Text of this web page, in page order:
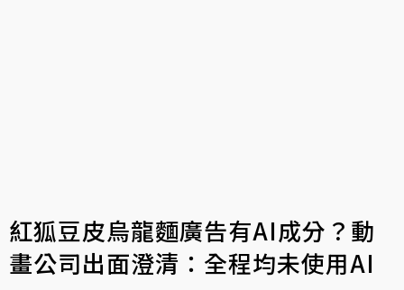
紅狐豆皮烏龍麵廣告有AI成分？動
畫公司出面澄清：全程均未使用AI